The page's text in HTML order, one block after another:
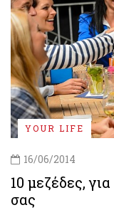
YOUR LIFE
16/06/2014
10 μεζέδες,
σας